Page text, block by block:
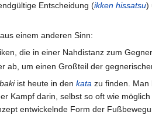
Entscheidung (ikken hissatsu)
einem anderen Sinn:
die in einer Nahdistanz zum
ab, um einen Großteil der
ist heute in den kata zu finden. Man
Kampf darin, selbst so oft wie
entwickelnde Form der